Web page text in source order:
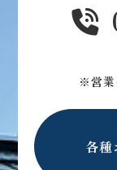
※営業
各種